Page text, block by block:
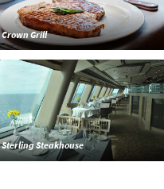
Crown Grill
Sterling Steakhouse